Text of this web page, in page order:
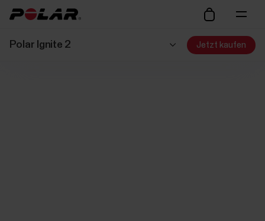
Polar Ignite 2 Jetzt kaufen